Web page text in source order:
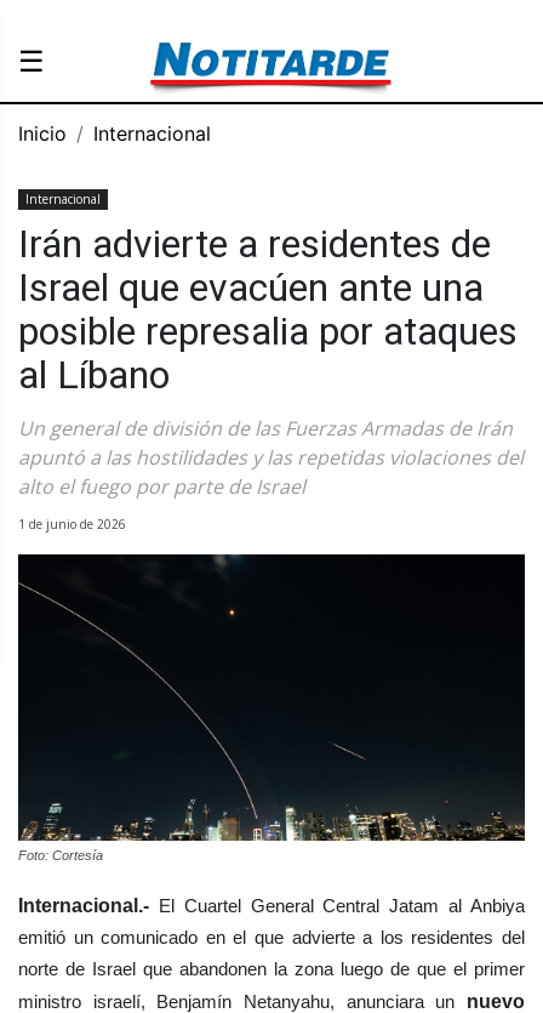
☰
Inicio Internacional
Internacional
Irán advierte a residentes de
Israel que evacúen ante una
posible represalia por ataques
al Líbano
Un general de división de las Fuerzas Armadas de Irán
apuntó a las hostilidades y las repetidas violaciones del
alto el fuego por parte de Israel
1 de junio de 2026
Foto: Cortesía
Internacional.- El Cuartel General Central Jatam al Anbiya
emitió un comunicado en el que advierte a los residentes del
norte de Israel que abandonen la zona luego de que el primer
ministro israelí, Benjamín Netanyahu, anunciara un nuevo